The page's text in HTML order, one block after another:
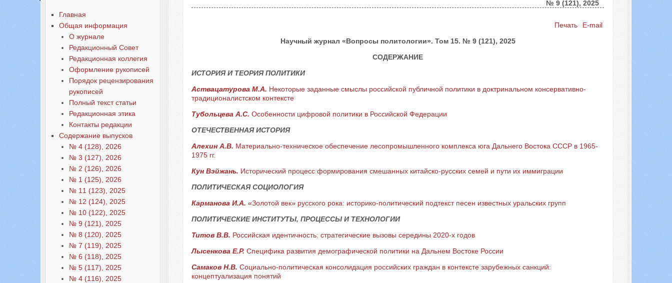
Искать...
Главная
Общая информация
О журнале
Редакционный Совет
Редакционная коллегия
Оформление рукописей
Порядок рецензирования
рукописей
Полный текст статьи
Редакционная этика
Контакты редакции
Содержание выпусков
№ 4 (128), 2026
№ 3 (127), 2026
№ 2 (126), 2026
№ 1 (125), 2026
№ 11 (123), 2025
№ 12 (124), 2025
№ 10 (122), 2025
№ 9 (121), 2025
№ 8 (120), 2025
№ 7 (119), 2025
№ 6 (118), 2025
№ 5 (117), 2025
№ 4 (116), 2025
№ 9 (121), 2025
Печать
E-mail
Научный журнал «Вопросы политологии». Том 15. № 9 (121), 2025
СОДЕРЖАНИЕ
ИСТОРИЯ И ТЕОРИЯ ПОЛИТИКИ
Аствацатурова М.А. Некоторые заданные смыслы российской публичной политики в доктринальном консервативно-
традиционалистском контексте
Тубольцева А.С. Особенности цифровой политики в Российской Федерации
ОТЕЧЕСТВЕННАЯ ИСТОРИЯ
Алехин А.В. Материально-техническое обеспечение лесопромышленного комплекса юга Дальнего Востока СССР в 1965-
1975 гг.
Кун Вэйжань. Исторический процесс формирования смешанных китайско-русских семей и пути их иммиграции
ПОЛИТИЧЕСКАЯ СОЦИОЛОГИЯ
Карманова И.А. «Золотой век» русского рока: историко-политический подтекст песен известных уральских групп
ПОЛИТИЧЕСКИЕ ИНСТИТУТЫ, ПРОЦЕССЫ И ТЕХНОЛОГИИ
Титов В.В. Российская идентичность: стратегические вызовы середины 2020-х годов
Лысенкова Е.Р. Специфика развития демографической политики на Дальнем Востоке России
Самаков Н.В. Социально-политическая консолидация российских граждан в контексте зарубежных санкций:
концептуализация понятий